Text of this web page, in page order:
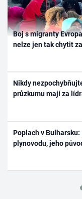
Boj s migranty
nelze jen tak chytit
Nikdy
průzkumu mají za
Poplach v
plynovodu, jeho